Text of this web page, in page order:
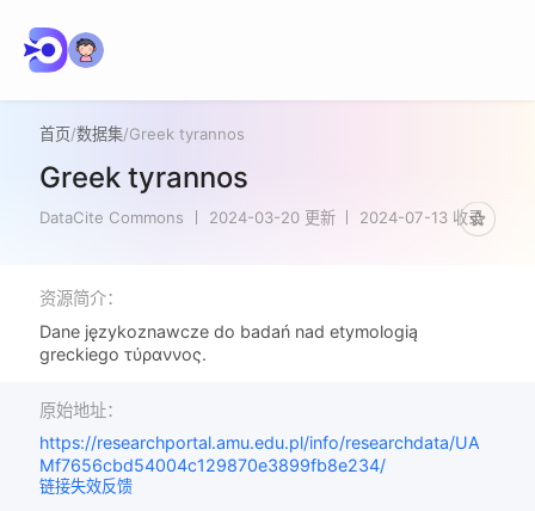
首页/数据集/Greek tyrannos
Greek tyrannos
DataCite Commons 2024-03-20 更新 2024-07-13 收录
资源简介：
Dane językoznawcze do badań nad etymologią
greckiego τύραννος.
原始地址：
https://researchportal.amu.edu.pl/info/researchdata/UA
Mf7656cbd54004c129870e3899fb8e234/
链接失效反馈